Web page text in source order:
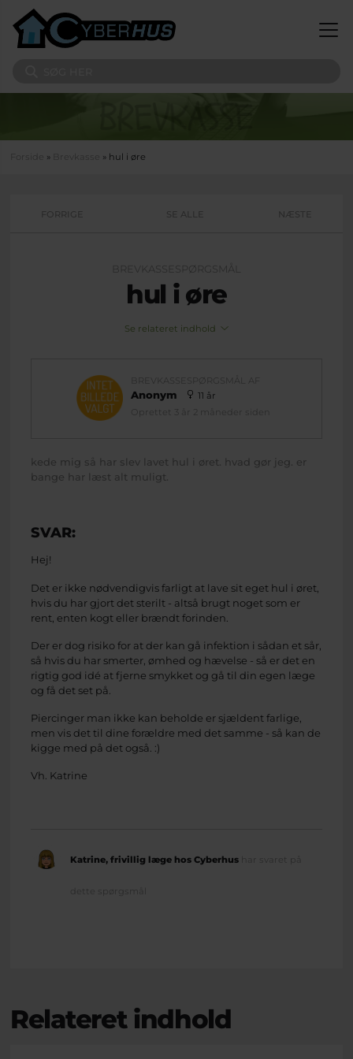
Du er her
» Brevkasse » hul i øre
FORRIGE SE ALLE NÆSTE
BREVKASSESPØRGSMÅL
hul i øre
Se relateret indhold
BREVKASSESPØRGSMÅL AF
Anonym
11 år
Oprettet 3 år 2 måneder siden
kede mig så har slev lavet hul i øret. hvad gør jeg. er
bange har læst alt muligt.
SVAR:
Hej!
Det er ikke nødvendigvis farligt at lave sit eget hul i øret,
hvis du har gjort det sterilt - altså brugt noget som er
rent, enten kogt eller brændt forinden.
Der er dog risiko for at der kan gå infektion i sådan et sår,
så hvis du har smerter, ømhed og hævelse - så er det en
rigtig god idé at fjerne smykket og gå til din egen læge
og få det set på.
Piercinger man ikke kan beholde er sjældent farlige,
men vis det til dine forældre med det samme - så kan de
kigge med på det også. :)
Vh. Katrine
Katrine, frivillig læge hos Cyberhus har svaret på
dette spørgsmål
Relateret indhold